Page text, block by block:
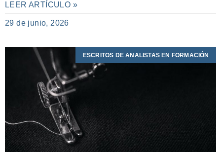
LEER ARTÍCULO »
29 de junio, 2026
ESCRITOS DE ANALISTAS EN FORMACIÓN